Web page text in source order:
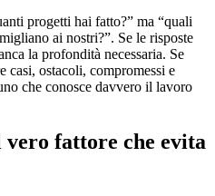
progetti hai fatto?” ma “quali
ai nostri?”. Se le risposte
la profondità necessaria. Se
casi, ostacoli, compromessi e
che conosce davvero il lavoro
fattore che evita